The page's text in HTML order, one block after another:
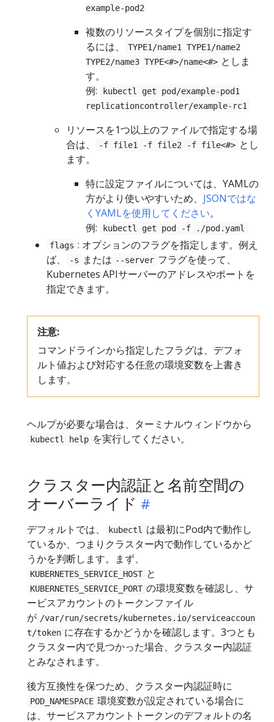
example-pod2
複数のリソースタイプを個別に指定す
るには、
TYPE1/name1 TYPE1/name2
TYPE2/name3 TYPE<#>/name<#> としま
す。
例:
kubectl get pod/example-pod1
replicationcontroller/example-rc1
リソースを1つ以上のファイルで指定する場
合は、
-f file1 -f file2 -f file<#> とし
ます。
特に設定ファイルについては、YAMLの
方がより使いやすいため、 JSONではな
くYAMLを使用してください。
例:
kubectl get pod -f ./pod.yaml
flags : オプションのフラグを指定します。例え
ば、
-s または --server フラグを使って、
Kubernetes APIサーバーのアドレスやポートを
指定できます。
注意:
コマンドラインから指定したフラグは、デフォ
ルト値および対応する任意の環境変数を上書き
します。
ヘルプが必要な場合は、ターミナルウィンドウから
kubectl help を実行してください。
クラスター内認証と名前空間の
オーバーライド
デフォルトでは、 kubectl
は最初にPod内で動作し
ているか、つまりクラスター内で動作しているかど
うかを判断します。まず、
KUBERNETES_SERVICE_HOST と
KUBERNETES_SERVICE_PORT の環境変数を確認し、サ
ービスアカウントのトークンファイル
が /var/run/secrets/kubernetes.io/serviceaccoun
t/token に存在するかどうかを確認します。3つとも
クラスター内で見つかった場合、クラスター内認証
とみなされます。
後方互換性を保つため、クラスター内認証時に
POD_NAMESPACE 環境変数が設定されている場合に
は、サービスアカウントトークンのデフォルトの名